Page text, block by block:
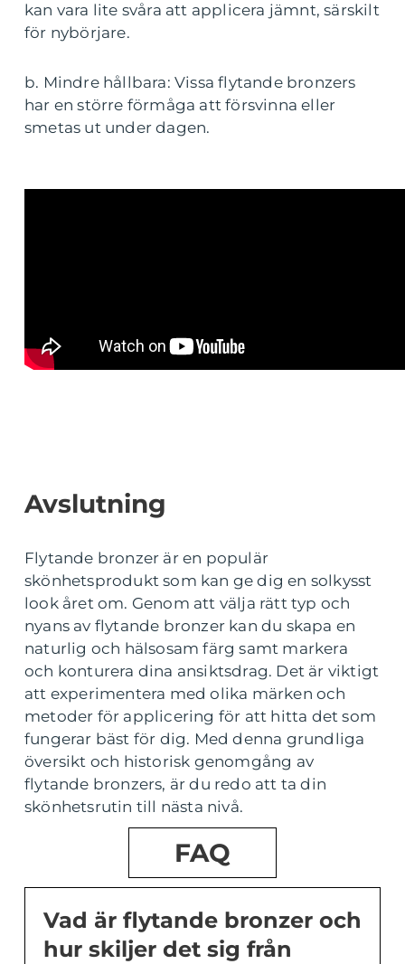
kan vara lite svåra att applicera jämnt, särskilt
för nybörjare.
b. Mindre hållbara: Vissa flytande bronzers
har en större förmåga att försvinna eller
smetas ut under dagen.
Avslutning
Flytande bronzer är en populär
skönhetsprodukt som kan ge dig en solkysst
look året om. Genom att välja rätt typ och
nyans av flytande bronzer kan du skapa en
naturlig och hälsosam färg samt markera
och konturera dina ansiktsdrag. Det är viktigt
att experimentera med olika märken och
metoder för applicering för att hitta det som
fungerar bäst för dig. Med denna grundliga
översikt och historisk genomgång av
flytande bronzers, är du redo att ta din
skönhetsrutin till nästa nivå.
FAQ
Vad är flytande bronzer och
hur skiljer det sig från